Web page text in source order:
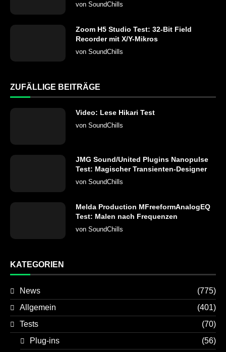
von SoundChills
Zoom H5 Studio Test: 32-Bit Field
Recorder mit X/Y-Mikros
von SoundChills
ZUFÄLLIGE BEITRÄGE
Video: Lese Hikari Test
von SoundChills
JMG Sound/United Plugins Nanopulse
Test: Magischer Transienten-Designer
von SoundChills
Melda Production MFreeformAnalogEQ
Test: Malen nach Frequenzen
von SoundChills
KATEGORIEN
News
(775)
Allgemein
(401)
Tests
(70)
Plug-ins
(56)